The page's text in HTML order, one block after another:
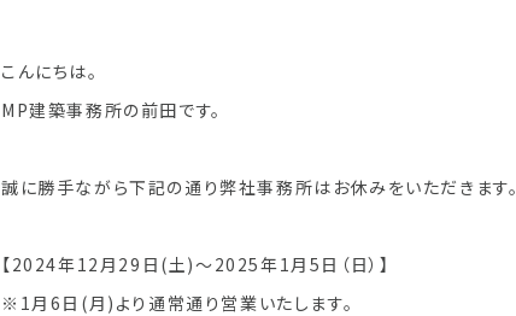
こんにちは。
MP建築事務所の前田です。
誠に勝手ながら下記の通り弊社事務所はお休みをいただきます。
【2024年12月29日(土)～2025年1月5日（日）】
※1月6日(月)より通常通り営業いたします。